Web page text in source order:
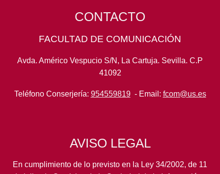
CONTACTO
FACULTAD DE COMUNICACIÓN
Avda. Américo Vespucio S/N, La Cartuja. Sevilla. C.P
41092
Teléfono Conserjería: 954559819- Email: fcom@us.es
AVISO LEGAL
En cumplimiento de lo previsto en la Ley 34/2002, de 11